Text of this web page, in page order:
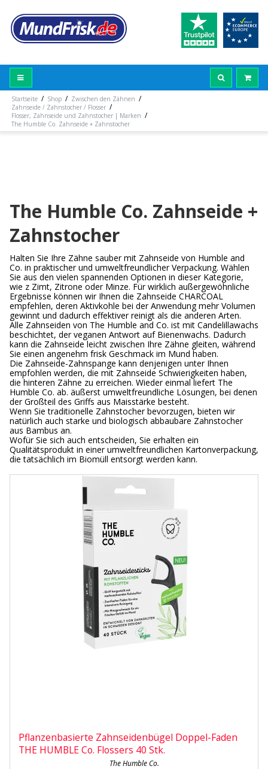
Startseite / Shop / Zwischen den Zähnen /
Zahnseide / Zahnstocher / Flosser /
Flosser, Zahnseide und Zahnstocher | Marken /
The Humble Co. Zahnseide + Zahnstocher
The Humble Co. Zahnseide +
Zahnstocher
Halten Sie Ihre Zähne sauber mit Zahnseide von Humble and
Co. in praktischer und umweltfreundlicher Verpackung. Wählen
Sie aus den vielen spannenden Optionen in dieser Kategorie,
wie z Zimt, Zitrone oder Minze. Für wirklich außergewöhnliche
Ergebnisse können wir Ihnen die Zahnseide CHARCOAL
empfehlen, deren Aktivkohle bei der Anwendung mehr Volumen
gewinnt und dadurch effektiver reinigt als die anderen Arten.
Alle Zahnseiden von The Humble and Co. ist mit Candelillawachs
beschichtet, der veganen Antwort auf Bienenwachs. Dadurch
kann die Zahnseide leicht zwischen Ihre Zähne gleiten, während
Sie einen angenehm frisk Geschmack im Mund haben.
Die Zahnseide-Zahnspange kann denjenigen unter Ihnen
empfohlen werden, die mit Zahnseide Schwierigkeiten haben,
die hinteren Zähne zu erreichen. Wieder einmal liefert The
Humble Co. ab. äußerst umweltfreundliche Lösungen, bei denen
der Großteil des Griffs aus Maisstärke besteht.
Wenn Sie traditionelle Zahnstocher bevorzugen, bieten wir
natürlich auch starke und biologisch abbaubare Zahnstocher
aus Bambus an.
Wofür Sie sich auch entscheiden, Sie erhalten ein
Qualitätsprodukt in einer umweltfreundlichen Kartonverpackung,
die tatsächlich im Biomüll entsorgt werden kann.
Pflanzenbasierte Zahnseidenbügel Doppel-Faden
THE HUMBLE Co. Flossers 40 Stk.
The Humble Co.